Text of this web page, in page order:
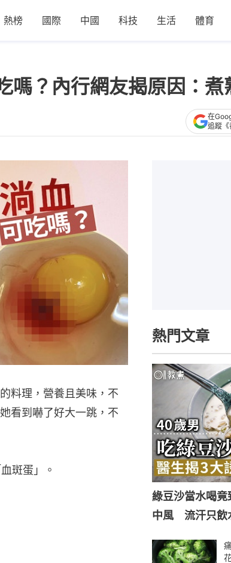
熱榜 國際 中國 科技 生活 體育
嗎？內行網友揭原因：煮
在
追蹤《
料理，營養且美味，不
看到嚇了好大一跳，不
斑蛋」。
熱門文章
綠豆沙當水喝
中風 流汗只飲